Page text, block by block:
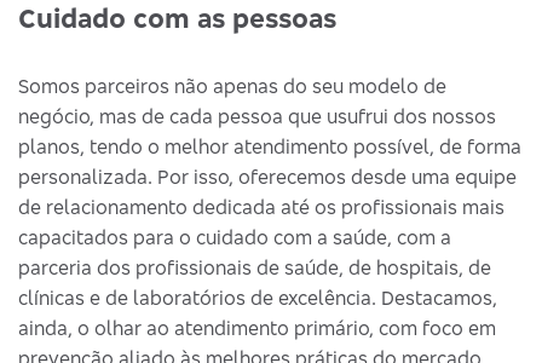
Cuidado com as pessoas
Somos parceiros não apenas do seu modelo de
negócio, mas de cada pessoa que usufrui dos nossos
planos, tendo o melhor atendimento possível, de forma
personalizada. Por isso, oferecemos desde uma equipe
de relacionamento dedicada até os profissionais mais
capacitados para o cuidado com a saúde, com a
parceria dos profissionais de saúde, de hospitais, de
clínicas e de laboratórios de excelência. Destacamos,
ainda, o olhar ao atendimento primário, com foco em
prevenção aliado às melhores práticas do mercado.